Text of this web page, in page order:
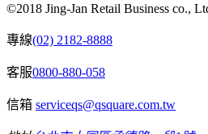
©2018 Jing-Jan Retail Business co.,
專線(02) 2182-8888
客服0800-880-058
信箱 serviceqs@qsquare.com.tw